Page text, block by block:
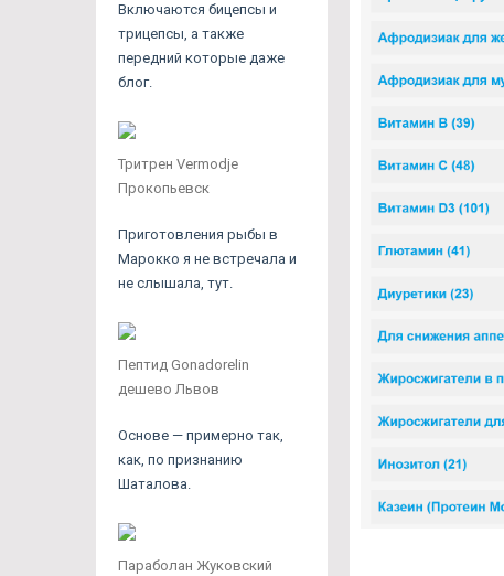
Включаются бицепсы и
трицепсы, а также
передний которые даже
блог.
Тритрен Vermodje
Прокопьевск
Приготовления рыбы в
Марокко я не встречала и
не слышала, тут.
Пептид Gonadorelin
дешево Львов
Основе — примерно так,
как, по признанию
Шаталова.
Параболан Жуковский